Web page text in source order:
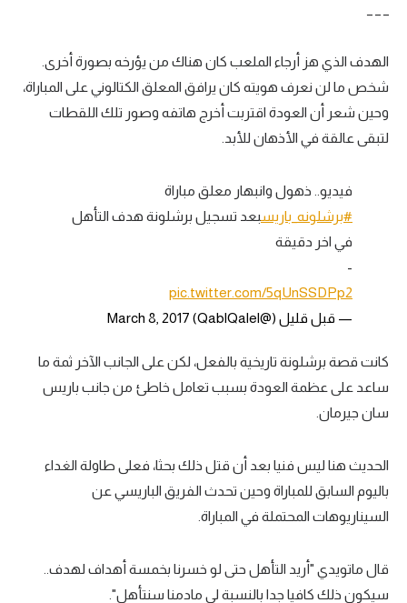
الهدف الذي هز أرجاء الملعب كان هناك من يؤرخه بصورة أخرى.
شخص ما لن نعرف هويته كان يرافق المعلق الكتالوني على المباراة،
وحين شعر أن العودة اقتربت أخرج هاتفه وصور تلك اللقطات
لتبقى عالقة في الأذهان للأبد.
فيديو.. ذهول وانبهار معلق مباراة
#برشلونه_باريسبعد تسجيل برشلونة هدف التأهل
في اخر دقيقة
-
pic.twitter.com/5qUnSSDPp2
— قبل قليل (@QablQalel)
March 8, 2017
كانت قصة برشلونة تاريخية بالفعل، لكن على الجانب الآخر ثمة ما
ساعد على عظمة العودة بسبب تعامل خاطئ من جانب باريس
سان جيرمان.
الحديث هنا ليس فنيا بعد أن قتل ذلك بحثا، فعلى طاولة الغداء
باليوم السابق للمباراة وحين تحدث الفريق الباريسي عن
السيناريوهات المحتملة في المباراة.
قال ماتويدي "أريد التأهل حتى لو خسرنا بخمسة أهداف لهدف..
سيكون ذلك كافيا جدا بالنسبة لي مادمنا سنتأهل".